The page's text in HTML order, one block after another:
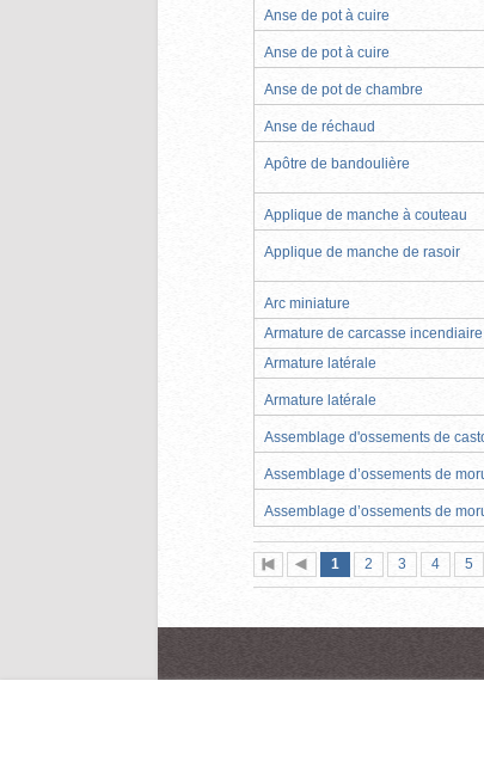
Anse de pot à cuire
Anse de pot à cuire
Anse de pot de chambre
Anse de réchaud
Apôtre de bandoulière
Applique de manche à couteau
Applique de manche de rasoir
Arc miniature
Armature de carcasse incendiaire
Armature latérale
Armature latérale
Assemblage d'ossements de
Assemblage d’ossements de
Assemblage d’ossements de
Première
page
Page
précédente
Page
1 (page
actuelle)
Page
2 Page
3 Page
4 5